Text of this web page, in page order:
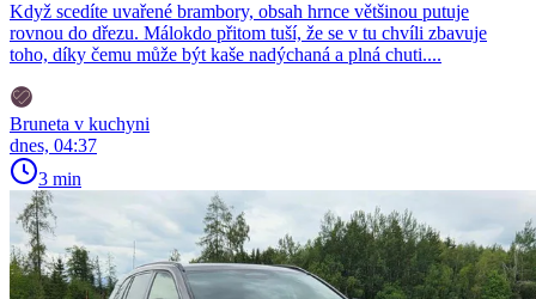
Když scedíte uvařené brambory, obsah hrnce většinou putuje
rovnou do dřezu. Málokdo přitom tuší, že se v tu chvíli zbavuje
toho, díky čemu může být kaše nadýchaná a plná chuti....
Bruneta v kuchyni
dnes, 04:37
3 min